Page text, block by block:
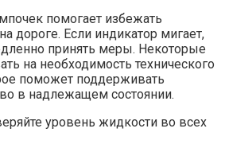
помогает избежать
дороге. Если индикатор мигает,
принять меры. Некоторые
на необходимость технического
поможет поддерживать
в надлежащем состоянии.
уровень жидкости во всех